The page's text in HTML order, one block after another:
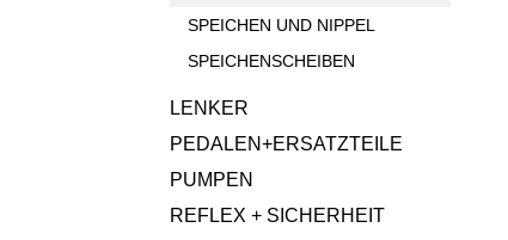
SPEICHEN UND NIPPEL
SPEICHENSCHEIBEN
LENKER
PEDALEN+ERSATZTEILE
PUMPEN
REFLEX + SICHERHEIT